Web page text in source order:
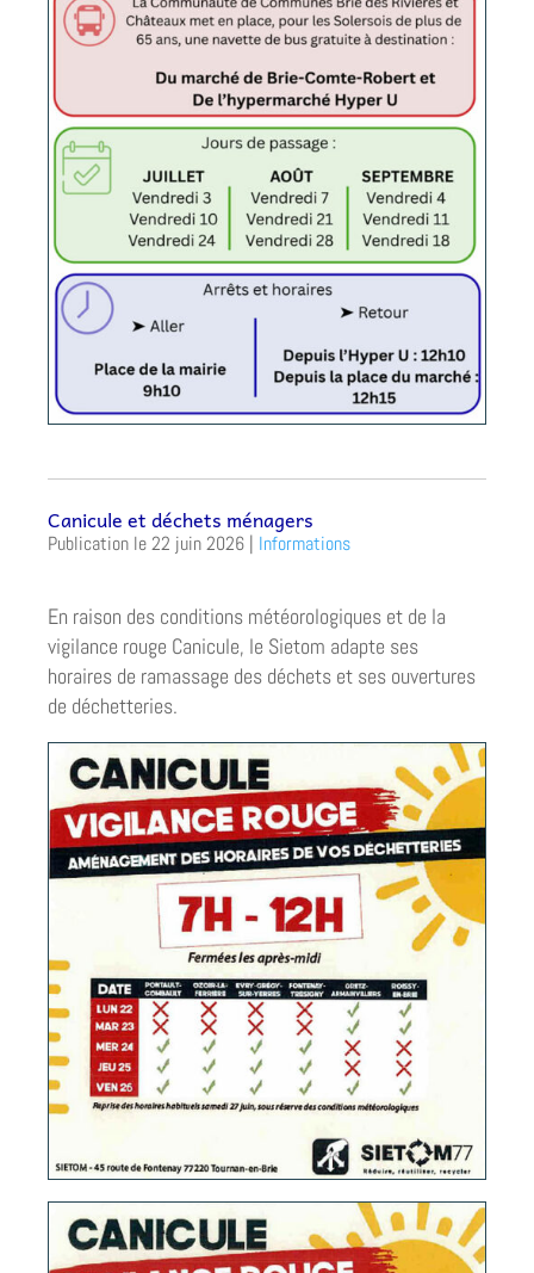
Canicule et déchets ménagers
22 juin 2026 | Informations
En raison des conditions météorologiques et de la
vigilance rouge Canicule, le Sietom adapte ses
horaires de ramassage des déchets et ses ouvertures
de déchetteries.